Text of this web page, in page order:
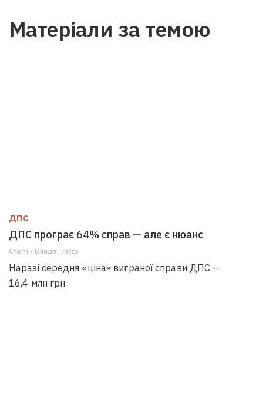
Матеріали за темою
ДПС
ДПС програє 64% справ — але є нюанс
Статті • Влада i люди
Наразі середня «ціна» виграної справи ДПС —
16,4 млн грн